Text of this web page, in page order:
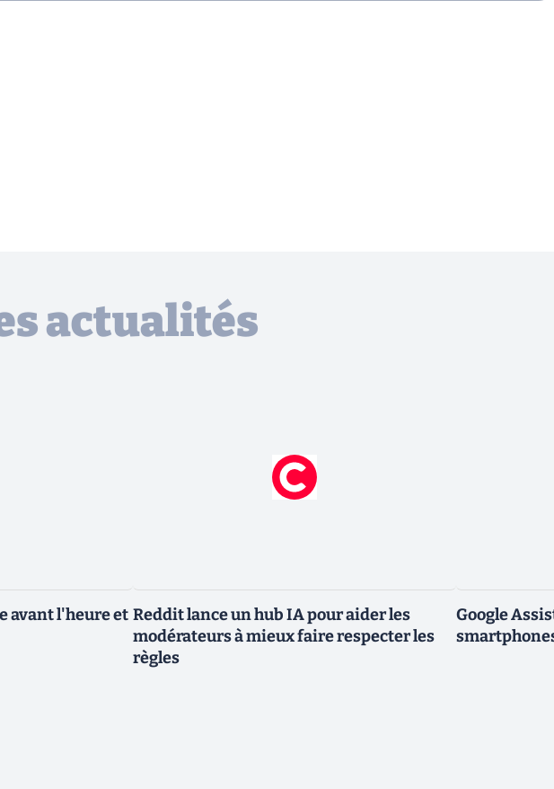
actualités
avant l'heure et Reddit lance un hub IA pour aider les
modérateurs à mieux faire respecter les
règles
Google